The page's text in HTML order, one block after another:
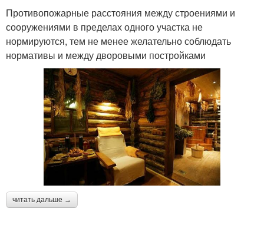
Противопожарные расстояния между строениями и
сооружениями в пределах одного участка не
нормируются, тем не менее желательно соблюдать
нормативы и между дворовыми постройками
читать дальше →